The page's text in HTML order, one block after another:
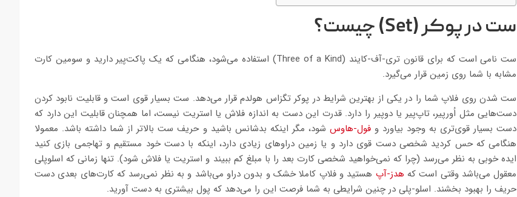
ست در پوکر (Set) چیست؟
ست نامی است که برای قانون تری-آف-کایند (Three of a Kind) استفاده می‌شود، هنگامی که یک پاکت‌پیر دارید و سومین کارت
مشابه با شما روی زمین قرار می‌گیرد.
ست شدن روی فلاپ شما را در یکی از بهترین شرایط در پوکر تگزاس هولدم قرار می‌دهد. ست بسیار قوی است و قابلیت نابود کردن
دست‌هایی مثل اُورپیر، تاپ‌پیر یا دوپیر را دارد. قدرت این دست به اندازه فلاش یا استریت نیست، اما همچنان قابلیت این دارد که
دست بسیار قوی‌تری به وجود بیاورد وفول-هاوس شود، مگر اینکه بدشانس باشید و حریف ست بالاتر از شما داشته باشد. معمولا
هنگامی که حس کردید شخصی دست قوی دارد و یا زمین دراوهای زیادی دارد، اینکه با دست خود مستقیم و تهاجمی بازی کنید
ایده خوبی به نظر می‌رسد (چرا که نمی‌خواهید شخصی کارت بعد را با مبلغ کم ببیند و استریت یا فلاش شود). تنها زمانی که اسلوپلی
معقول می‌باشد وقتی است که هدز-آپ هستید و فلاپ کاملا خشک و بدون دراو می‌باشد و به نظر نمی‌رسد که کارت‌های بعدی دست
حریف را بهبود بخشند. اسلو-پلی در چنین شرایطی به شما فرصت این را می‌دهد که پول بیشتری به دست آورید.